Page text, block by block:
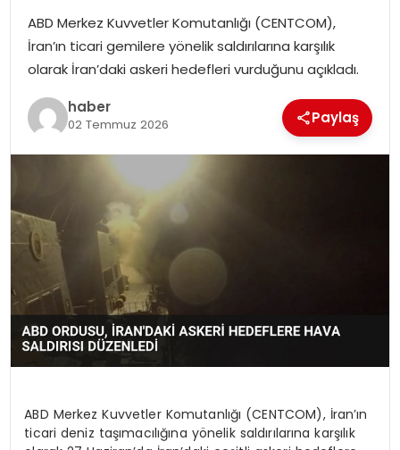
SPOR
EKONOMI
MAGAZIN
ABD Merkez Kuvvetler Komutanlığı (CENTCOM),
İran’ın ticari gemilere yönelik saldırılarına karşılık
olarak İran’daki askeri hedefleri vurduğunu açıkladı.
haber
02 Temmuz 2026 Paylaş
ABD Merkez Kuvvetler Komutanlığı (CENTCOM), İran’ın
ticari deniz taşımacılığına yönelik saldırılarına karşılık